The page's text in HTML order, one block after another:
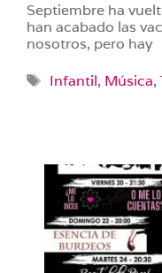
Septiembre ha
han acabado las
nosotros, pero hay
Etiquetas
Infantil, Música,